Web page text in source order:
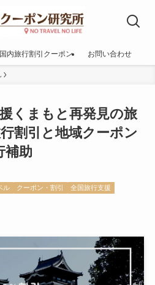
国内旅行割引クーポン お問い合わせ
くまもと再発見の旅
割引と地域クーポン
補助
ル クーポン・割引
全国旅行支援